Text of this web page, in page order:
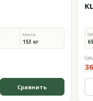
Масса
153 кг
Сравнить